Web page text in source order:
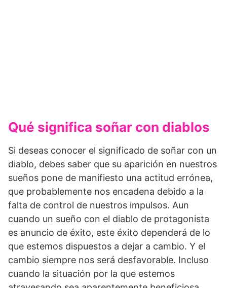
Qué significa soñar con diablos
Si deseas conocer el significado de soñar con un
diablo, debes saber que su aparición en nuestros
sueños pone de manifiesto una actitud errónea,
que probablemente nos encadena debido a la
falta de control de nuestros impulsos. Aun
cuando un sueño con el diablo de protagonista
es anuncio de éxito, este éxito dependerá de lo
que estemos dispuestos a dejar a cambio. Y el
cambio siempre nos será desfavorable. Incluso
cuando la situación por la que estemos